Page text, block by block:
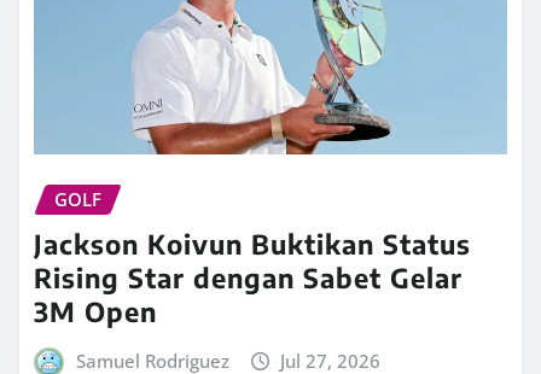
GOLF
Jackson Koivun Buktikan Status
Rising Star dengan Sabet Gelar
3M Open
Samuel Rodriguez Jul 27, 2026